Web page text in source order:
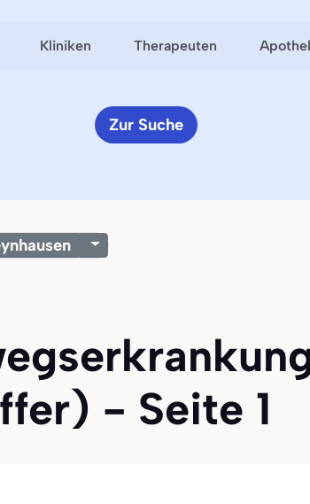
Kliniken Therapeuten
Zur Suche
- Seite 1